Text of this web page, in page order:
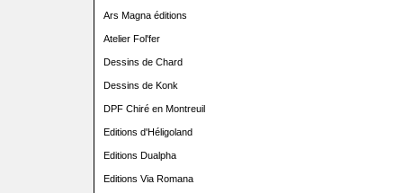
Ars Magna éditions
Atelier Fol'fer
Dessins de Chard
Dessins de Konk
DPF Chiré en Montreuil
Editions d'Héligoland
Editions Dualpha
Editions Via Romana